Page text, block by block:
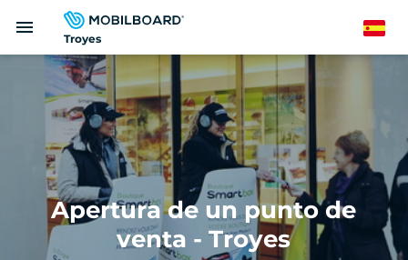
principal
Troyes
menu Spanish
Apertura de un punto de
venta - Troyes